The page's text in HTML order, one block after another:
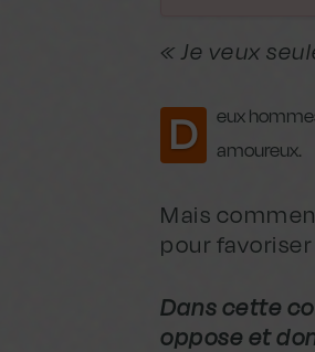
« Je veux
D
eux
amoureux.
Mais
pour favoriser
Dans cette
oppose et